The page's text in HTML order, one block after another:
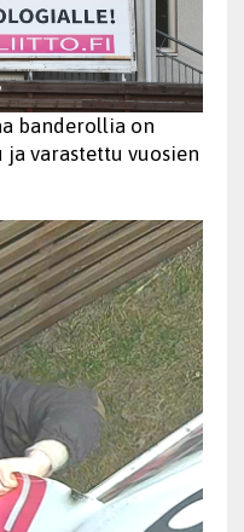
banderollia on
varastettu vuosien